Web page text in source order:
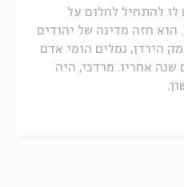
לו להתחיל לחלום על
הוא חזה מדינה של יהודים
הירדן, נמלים הומי אדם
אחריו. מרדכי, היה